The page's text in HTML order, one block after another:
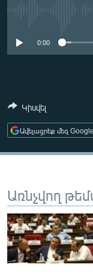
ՍՊՈՐՏ
ԿՈՐՈՆԱՎԻՐՈՒՍ
ԱՐԽԻՎ
ՏԵՍԱՆՅՈՒԹԵՐ
ՁԳՏԵԼՈՎ
ՓՈԴՔԱՍԹ
Հայերեն
0:00
Կիսվել
Ավելացրեք մեզ
Առնչվող